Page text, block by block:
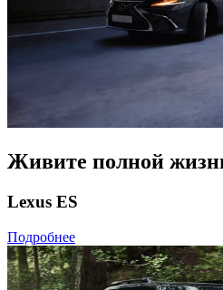
Живите полной
Lexus ES
Подробнее